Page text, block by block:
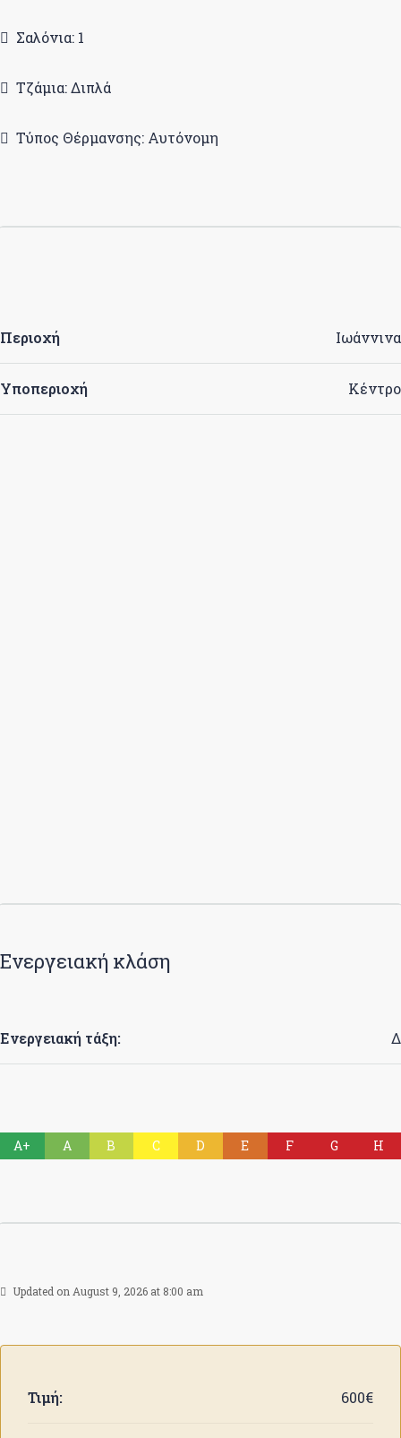
Σαλόνια: 1
Τζάμια: Διπλά
Τύπος Θέρμανσης: Αυτόνομη
Περιοχή Ιωάννινα
Υποπεριοχή Κέντρο
Ενεργειακή κλάση
Ενεργειακή τάξη: Δ
A+ A B C D E F G H
Updated on August 9, 2026 at 8:00 am
Τιμή: 600€